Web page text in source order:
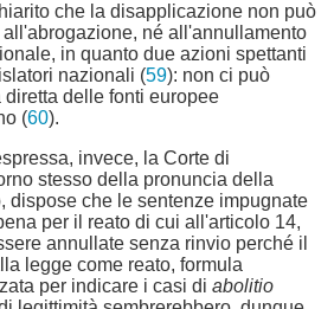
che la disapplicazione non può
né all'annullamento
in quanto due azioni spettanti
nazionali (59): non ci può
delle fonti europee
(60).
invece, la Corte di
stesso della pronuncia della
dispose che le sentenze impugnate
per il reato di cui all'articolo 14,
annullate senza rinvio perché il
legge come reato, formula
per indicare i casi di abolitio